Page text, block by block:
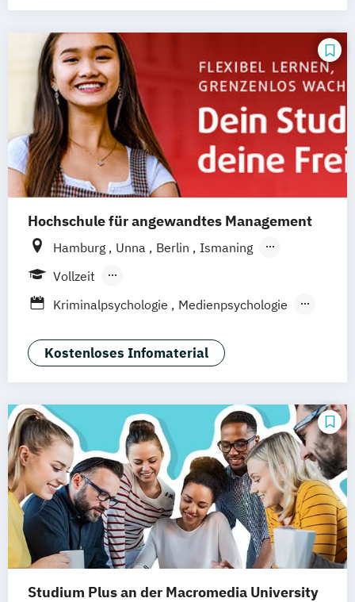
Hochschule für angewandtes Management
Hamburg Unna Berlin
Ismaning
Mannheim
Stuttgart
Vollzeit
Berufsbegleitendes Präsenzstudium
Kriminalpsychologie
Medienpsychologie
Wirtschaftspsychologie
Wirtschaftspsychologie - Digital
Wirtschaftspsychologie Sport- &
Leistungspsychologie
Kostenloses Infomaterial
Studium Plus an der Macromedia University